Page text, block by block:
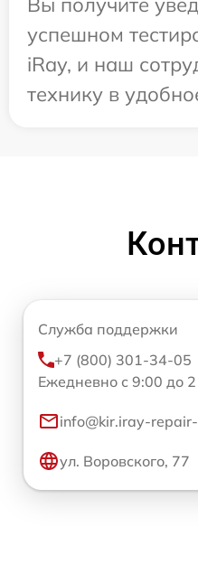
успешном
iRay, и наш
технику в
Служба поддержки
+7 (800) 301-34-05
Ежедневно с 9:00 до
info@kir.iray-
ул. Воровского, 77